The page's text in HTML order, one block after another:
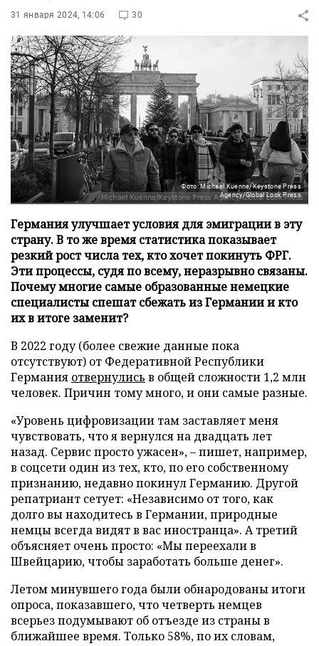
31 января 2024, 14:06 30
Фото: Michael Kuenne/Keystone Press
Agency/Global Look Press
Германия улучшает условия для эмиграции в эту
страну. В то же время статистика показывает
резкий рост числа тех, кто хочет покинуть ФРГ.
Эти процессы, судя по всему, неразрывно связаны.
Почему многие самые образованные немецкие
специалисты спешат сбежать из Германии и кто
их в итоге заменит?
В 2022 году (более свежие данные пока
отсутствуют) от Федеративной Республики
Германия отвернулись в общей сложности 1,2 млн
человек. Причин тому много, и они самые разные.
«Уровень цифровизации там заставляет меня
чувствовать, что я вернулся на двадцать лет
назад. Сервис просто ужасен», – пишет, например,
в соцсети один из тех, кто, по его собственному
признанию, недавно покинул Германию. Другой
репатриант сетует: «Независимо от того, как
долго вы находитесь в Германии, природные
немцы всегда видят в вас иностранца». А третий
объясняет очень просто: «Мы переехали в
Швейцарию, чтобы заработать больше денег».
Летом минувшего года были обнародованы итоги
опроса, показавшего, что четверть немцев
всерьез подумывают об отъезде из страны в
ближайшее время. Только 58%, по их словам,